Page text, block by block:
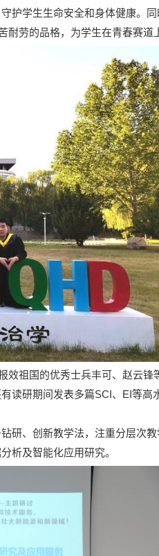
学生生命安全和身体健康。
耐劳的品格，为学生在青春赛道
效祖国的优秀士兵丰可、赵云
研期间发表多篇SCI、EI等高
研、创新教学法，注重分层次
析及智能化应用研究。